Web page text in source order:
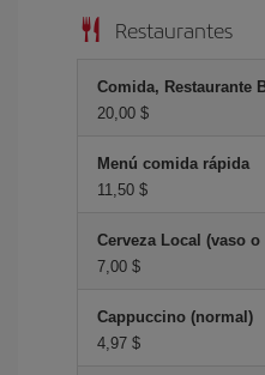
Restaurantes
Comida, Restaurante
20,00 $
Menú comida rápida
11,50 $
Cerveza Local (vaso
7,00 $
Cappuccino (normal)
4,97 $